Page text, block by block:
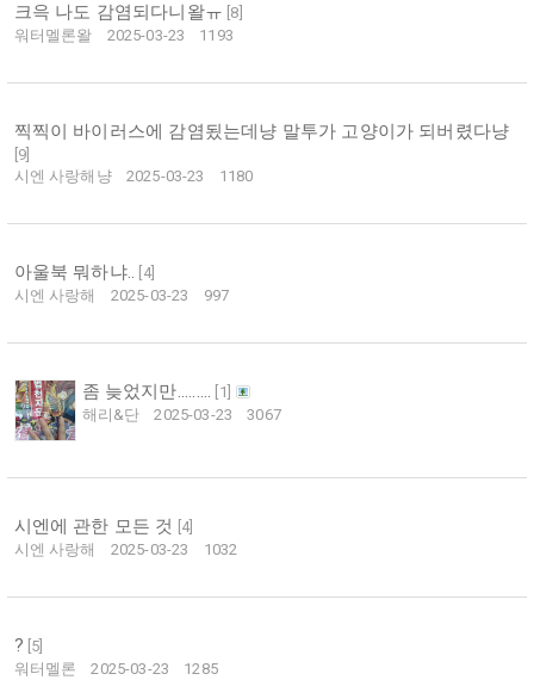
크윽 나도 감염되다니왈ㅠ 8
워터멜론왈
2025-03-23 1193
찍찍이 바이러스에 감염됬는데냥 말투가 고양이가 되버렸다냥
9]
시엔 사랑해냥
2025-03-23 1180
아울북 뭐하냐.. 4]
시엔 사랑해
2025-03-23 997
좀 늦었지만......... 1
해리&단
2025-03-23 3067
시엔에 관한 모든 것 4]
시엔 사랑해
2025-03-23 1032
? 5
워터멜론
2025-03-23 1285